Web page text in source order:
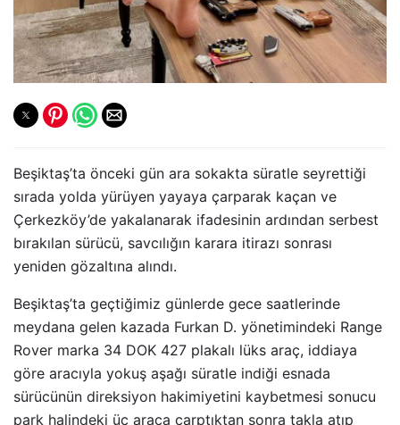
Beşiktaş’ta önceki gün ara sokakta süratle seyrettiği
sırada yolda yürüyen yayaya çarparak kaçan ve
Çerkezköy’de yakalanarak ifadesinin ardından serbest
bırakılan sürücü, savcılığın karara itirazı sonrası
yeniden gözaltına alındı.
Beşiktaş’ta geçtiğimiz günlerde gece saatlerinde
meydana gelen kazada Furkan D. yönetimindeki Range
Rover marka 34 DOK 427 plakalı lüks araç, iddiaya
göre aracıyla yokuş aşağı süratle indiği esnada
sürücünün direksiyon hakimiyetini kaybetmesi sonucu
park halindeki üç araca çarptıktan sonra takla atıp